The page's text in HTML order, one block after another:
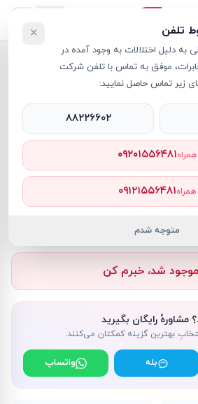
Xiaomi
موجود شد، خبرم کن
رایگان بگیرید
بهترین گزینه کمکتان می‌کنند.
بله واتساپ
تلفن
به دلیل اختلالات به وجود آمده در
موفق به تماس با تلفن شرکت
زیر تماس حاصل نمایید:
×
۸۸۲۲۶۶۰۲
همراه۰۹۲۰۱۵۵۶۴۸۱
همراه۰۹۱۲۱۵۵۶۴۸۱
متوجه شدم